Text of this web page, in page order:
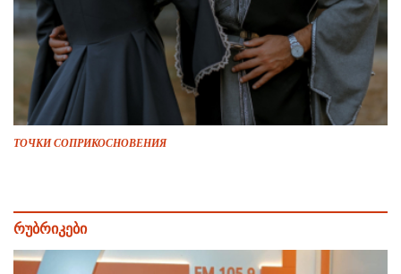
ТОЧКИ СОПРИКОСНОВЕНИЯ
რუბრიკები